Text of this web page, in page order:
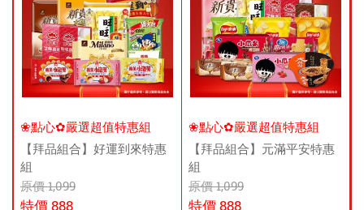
❀點心✿嚴選超值特惠組
【拜品組合】好運到來特惠
組
原價1,099
特價888
❀點心✿嚴選超值特惠組
【拜品組合】元滿平安特惠
組
原價1,099
特價888